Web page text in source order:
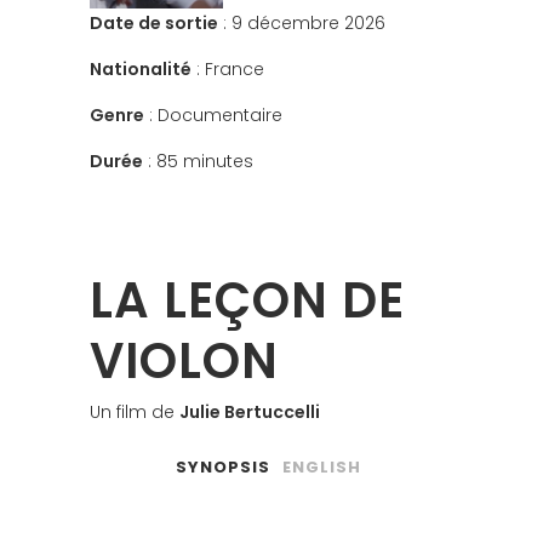
Date de sortie : 9 décembre 2026
Nationalité : France
Genre : Documentaire
Durée : 85 minutes
LA LEÇON DE
VIOLON
Un film de Julie Bertuccelli
SYNOPSIS ENGLISH